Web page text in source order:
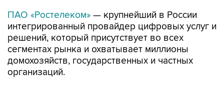
ПАО «Ростелеком» — крупнейший в России
интегрированный провайдер цифровых услуг и
решений, который присутствует во всех
сегментах рынка и охватывает миллионы
домохозяйств, государственных и частных
организаций.